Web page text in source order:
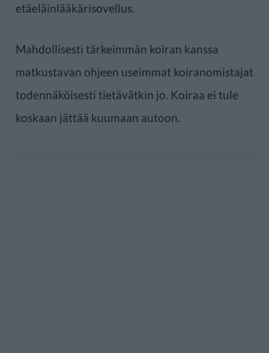
etäeläinlääkärisovellus.
Mahdollisesti tärkeimmän koiran kanssa
matkustavan ohjeen useimmat koiranomistajat
todennäköisesti tietävätkin jo. Koiraa ei tule
koskaan jättää kuumaan autoon.